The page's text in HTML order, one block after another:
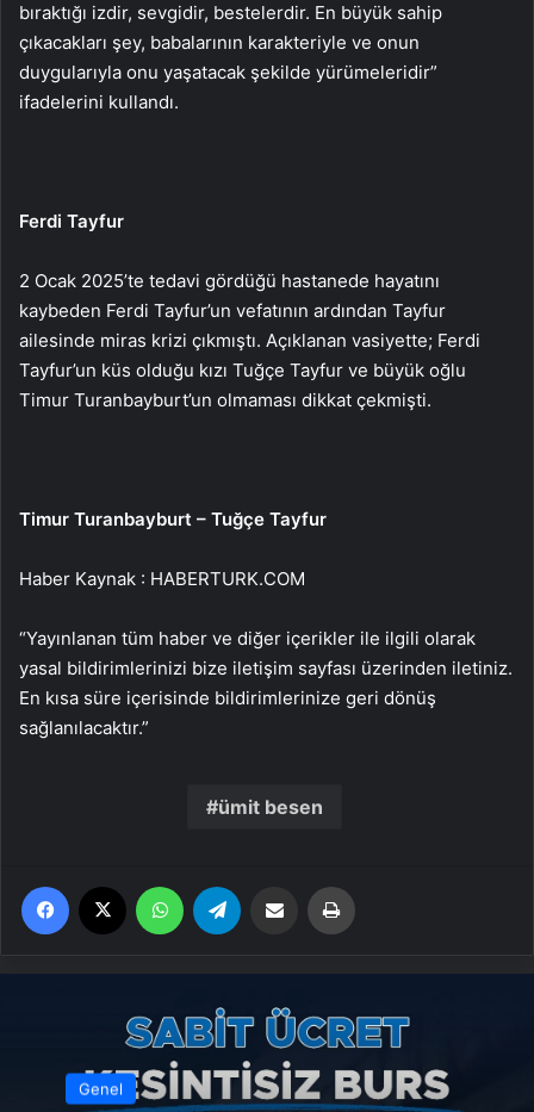
bıraktığı izdir, sevgidir, bestelerdir. En büyük sahip
çıkacakları şey, babalarının karakteriyle ve onun
duygularıyla onu yaşatacak şekilde yürümeleridir”
ifadelerini kullandı.
Ferdi Tayfur
2 Ocak 2025’te tedavi gördüğü hastanede hayatını
kaybeden Ferdi Tayfur’un vefatının ardından Tayfur
ailesinde miras krizi çıkmıştı. Açıklanan vasiyette; Ferdi
Tayfur’un küs olduğu kızı Tuğçe Tayfur ve büyük oğlu
Timur Turanbayburt’un olmaması dikkat çekmişti.
Timur Turanbayburt – Tuğçe Tayfur
Haber Kaynak : HABERTURK.COM
“Yayınlanan tüm haber ve diğer içerikler ile ilgili olarak
yasal bildirimlerinizi bize iletişim sayfası üzerinden iletiniz.
En kısa süre içerisinde bildirimlerinize geri dönüş
sağlanılacaktır.”
ümit besen
Facebook WhatsApp Email'den paylaş
Genel